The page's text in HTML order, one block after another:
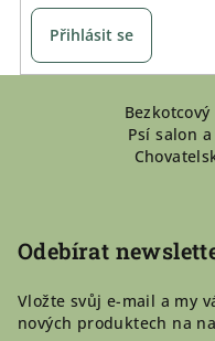
Přihlásit se
Psí salon
Odebírat
Vložte svůj e-mail a my
nových produktech na